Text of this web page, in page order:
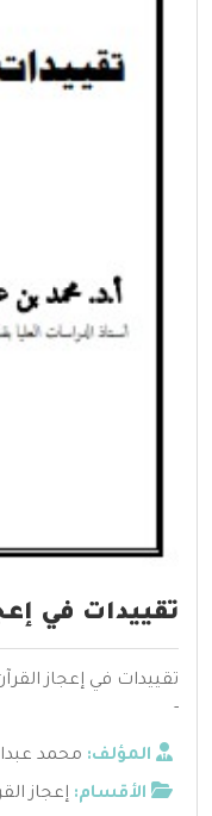
تقييدات في
تقييدات في إعجاز
-
المؤلف: محمد
الأقسام: إعجاز